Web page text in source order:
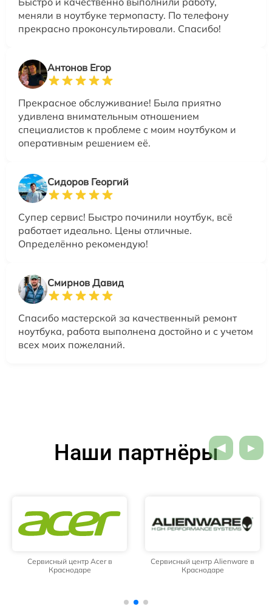
меняли в ноутбуке термопасту. По телефону
прекрасно проконсультировали. Спасибо!
Антонов Егор
Прекрасное обслуживание! Была приятно
удивлена внимательным отношением
специалистов к проблеме с моим ноутбуком и
оперативным решением её.
Сидоров Георгий
Супер сервис! Быстро починили ноутбук, всё
работает идеально. Цены отличные.
Определённо рекомендую!
Смирнов Давид
Спасибо мастерской за качественный ремонт
ноутбука, работа выполнена достойно и с учетом
всех моих пожеланий.
Наши партнёры
Сервисный центр Acer в
Краснодаре
Сервисный центр Alienware в
Краснодаре